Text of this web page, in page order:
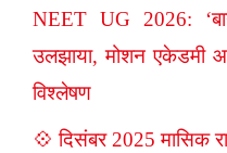
NEET UG 2026:
उलझाया, मोशन एकेडमी
विश्लेषण
💠 दिसंबर 2025 मासिक